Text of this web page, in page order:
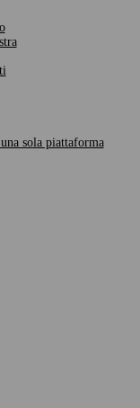
sola piattaforma